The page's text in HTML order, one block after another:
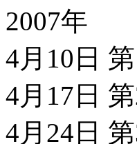
2007年
4月10日
4月17日
4月24日